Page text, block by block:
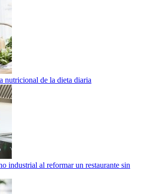
nutricional de la dieta diaria
industrial al reformar un restaurante sin